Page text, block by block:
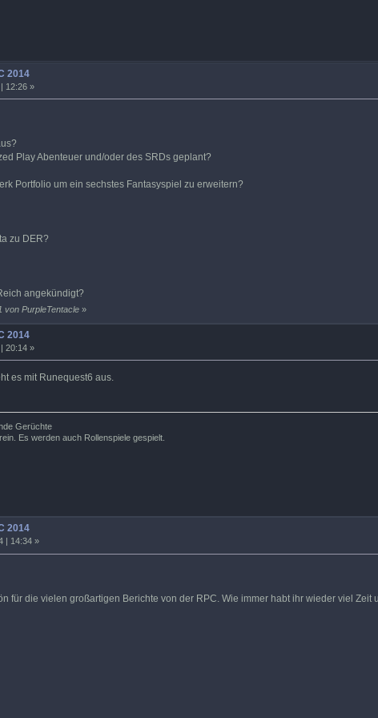
2014
12:26 »
Play Abenteuer und/oder des SRDs geplant?
Portfolio um ein sechstes Fantasyspiel zu erweitern?
zu DER?
angekündigt?
von PurpleTentacle »
2014
20:14 »
es mit Runequest6 aus.
Gerüchte
Es werden auch Rollenspiele gespielt.
2014
| 14:34 »
für die vielen großartigen Berichte von der RPC. Wie immer habt ihr wieder viel